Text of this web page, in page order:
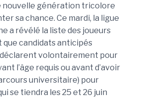
nouvelle génération tricolore
sa chance. Ce mardi, la ligue
a révélé la liste des joueurs
candidats anticipés
déclarent volontairement pour
l’âge requis ou avant d’avoir
universitaire) pour
se tiendra les 25 et 26 juin